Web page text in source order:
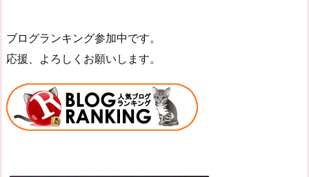
ブログランキング参加中です。
応援、よろしくお願いします。